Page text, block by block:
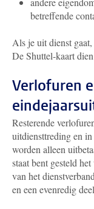
betreffende
Als je uit dienst
De Shuttel-kaart
Verlofuren
Resterende
uitdiensttreding en
worden alleen
staat bent gesteld
van het
en een evenredig